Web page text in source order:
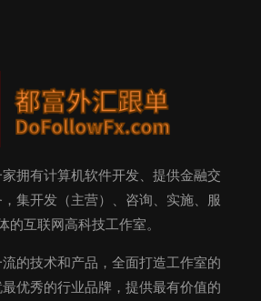
拥有计算机软件开发、提供金融交
集开发（主营）、咨询、实施、服
的互联网高科技工作室。
的技术和产品，全面打造工作室的
优秀的行业品牌，提供最有价值的